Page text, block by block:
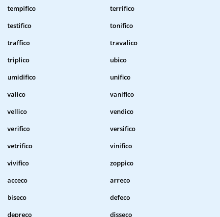
tempifico
terrifico
testifico
tonifico
traffico
travalico
triplico
ubico
umidifico
unifico
valico
vanifico
vellico
vendico
verifico
versifico
vetrifico
vinifico
vivifico
zoppico
acceco
arreco
biseco
defeco
depreco
disseco